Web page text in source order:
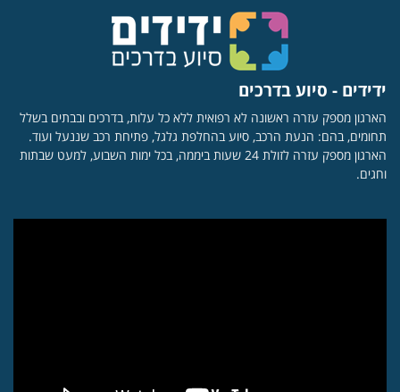
ידידים - סיוע בדרכים
הארגון מספק עזרה ראשונה לא רפואית ללא כל עלות, בדרכים ובבתים בשלל
תחומים, בהם: הנעת הרכב, סיוע בהחלפת גלגל, פתיחת רכב שננעל ועוד.
הארגון מספק עזרה לזולת 24 שעות ביממה, בכל ימות השבוע, למעט שבתות
וחגים.